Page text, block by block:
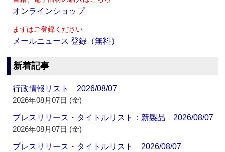
オンラインショップ
まずはご登録ください
メールニュース 登録（無料）
新着記事
行政情報リスト 2026/08/07
2026年08月07日 (金)
プレスリリース・タイトルリスト：新製品 2026/08/07
2026年08月07日 (金)
プレスリリース・タイトルリスト 2026/08/07